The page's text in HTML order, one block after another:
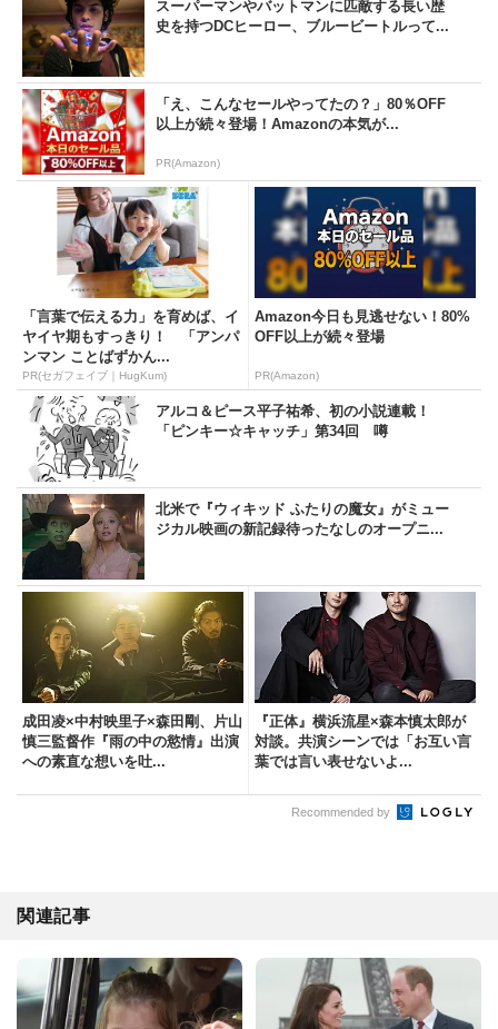
スーパーマンやバットマンに匹敵する長い歴
史を持つDCヒーロー、ブルービートルって...
「え、こんなセールやってたの？」80％OFF
以上が続々登場！Amazonの本気が...
PR(Amazon)
「言葉で伝える力」を育めば、イ
ヤイヤ期もすっきり！ 「アンパ
ンマン ことばずかん...
PR(セガフェイブ｜HugKum)
Amazon今日も見逃せない！80%
OFF以上が続々登場
PR(Amazon)
アルコ＆ピース平子祐希、初の小説連載！
「ピンキー☆キャッチ」第34回 噂
北米で『ウィキッド ふたりの魔女』がミュー
ジカル映画の新記録待ったなしのオープニ...
成田凌×中村映里子×森田剛、片山
慎三監督作『雨の中の慾情』出演
への素直な想いを吐...
『正体』横浜流星×森本慎太郎が
対談。共演シーンでは「お互い言
葉では言い表せないよ...
Recommended by
関連記事